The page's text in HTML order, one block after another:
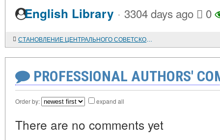
English Library · 3304 days ago 0
СТАНОВЛЕНИЕ ЦЕНТРАЛЬНОГО СОВЕТСКОГО АППАРАТА ГОСУДАРСТВЕННОГО РУКОВОДСТВА НАРОДНЫМ ПРОСВЕЩЕНИЕМ
PROFESSIONAL AUTHORS'
Order by: expand all
There are no comments yet